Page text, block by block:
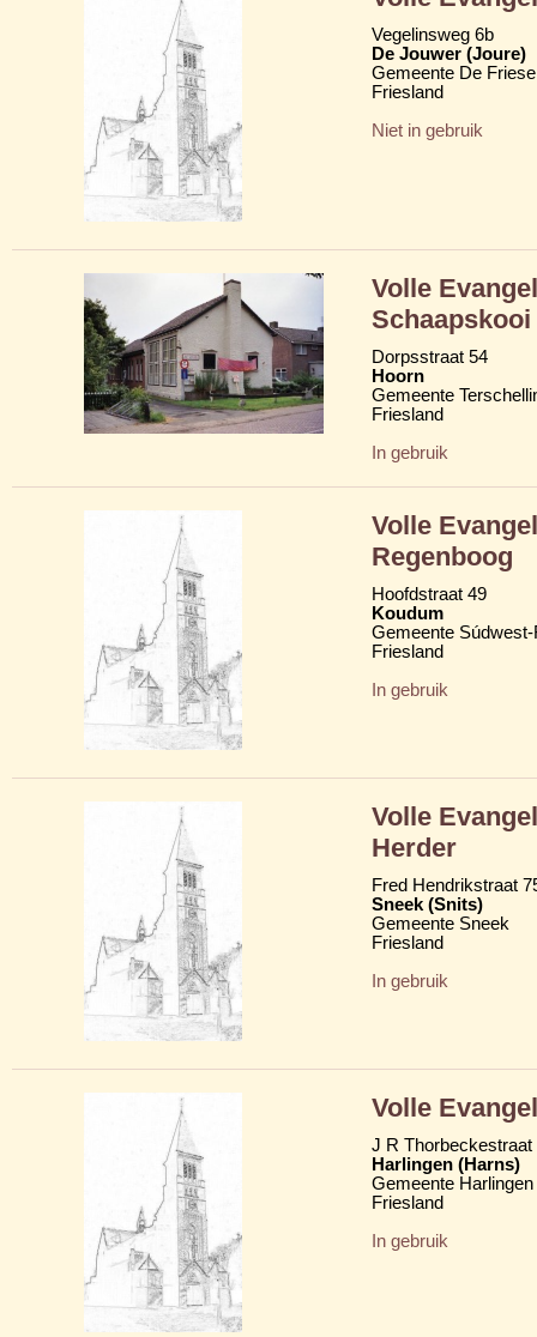
Vegelinsweg 6b
De Jouwer (Joure)
Gemeente De
Friesland
Niet in gebruik
Volle
Schaapskooi
Dorpsstraat 54
Hoorn
Gemeente
Friesland
In gebruik
Volle
Regenboog
Hoofdstraat 49
Koudum
Gemeente
Friesland
In gebruik
Volle
Herder
Fred Hendrikstraat
Sneek (Snits)
Gemeente Sneek
Friesland
In gebruik
Volle
J R Thorbeckestraat
Harlingen (Harns)
Gemeente Harlingen
Friesland
In gebruik